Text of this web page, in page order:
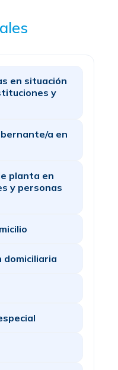
en situación
y
a en
planta en
y personas